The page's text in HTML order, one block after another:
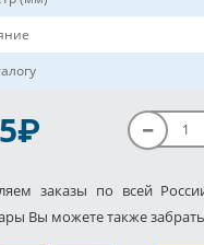
P
заказы по всей
Вы можете также